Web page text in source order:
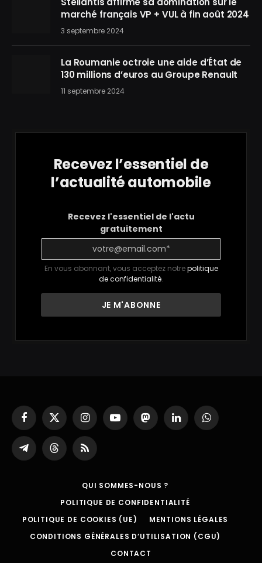
marché français VP + VUL à fin août 2024
3 septembre 2024
La Roumanie octroie une aide d’État de
130 millions d’euros au Groupe Renault
11 septembre 2024
Recevez l’essentiel de
l’actualité automobile
Recevez l'essentiel de l'actu
gratuitement
En vous abonnant, vous acceptez notrepolitique
de confidentialité.
Facebook
X
(Twitter)
InstagramYouTubeMastodonLinkedInWhatsApp
Partager
sur
ThreadsRSS
QUI SOMMES-NOUS ?
POLITIQUE DE CONFIDENTIALITÉ
POLITIQUE DE COOKIES (UE)
MENTIONS LÉGALES
CONDITIONS GÉNÉRALES D’UTILISATION (CGU)
CONTACT